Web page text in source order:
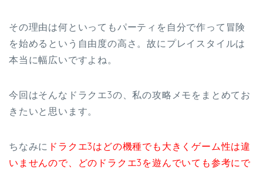
その理由は何といってもパーティを自分で作って冒険
を始めるという自由度の高さ。故にプレイスタイルは
本当に幅広いですよね。
今回はそんなドラクエ3の、私の攻略メモをまとめてお
きたいと思います。
ちなみに ドラクエ3はどの機種でも大きくゲーム性は違
いませんので、どのドラクエ3を遊んでいても参考にで